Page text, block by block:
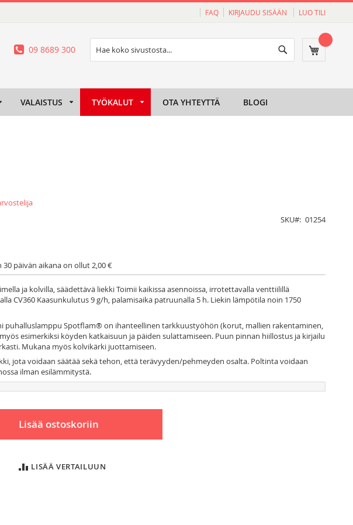
FAQ KIRJAUDU SISÄÄN LUO TILI
Ostoskori
Haku
09 8689 300
VALAISTUS TYÖKALUT OTA YHTEYTTÄ BLOGI
päivän aikana on ollut 2,00 €
SKU 01254
ja kolvilla, säädettävä liekki Toimii kaikissa asennoissa, irrotettavalla venttiilillä
CV360 Kaasunkulutus 9 g/h, palamisaika patruunalla 5 h. Liekin lämpötila noin 1750
puhalluslamppu Spotflam® on ihanteellinen tarkkuustyöhön (korut, mallien rakentaminen,
esimerkiksi köyden katkaisuun ja päiden sulattamiseen. Puun pinnan hiillostus ja kirjailu
Mukana myös kolvikärki juottamiseen.
jota voidaan säätää sekä tehon, että terävyyden/pehmeyden osalta. Poltinta voidaan
ilman esilämmitystä.
Lisää ostoskoriin
LISÄÄ VERTAILUUN